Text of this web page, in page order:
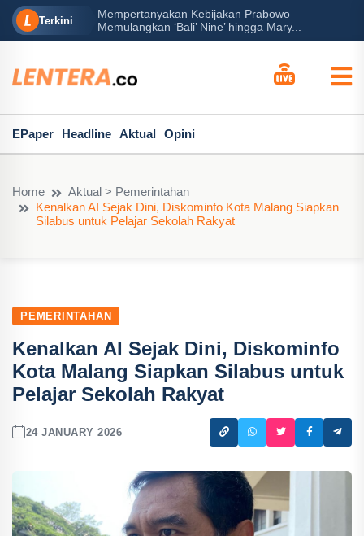
Terkini
Mempertanyakan Kebijakan Prabowo
Memulangkan ‘Bali’ Nine’ hingga Mary...
EPaper Headline Aktual Opini
Home
Aktual > Pemerintahan
Kenalkan AI Sejak Dini, Diskominfo Kota Malang Siapkan
Silabus untuk Pelajar Sekolah Rakyat
PEMERINTAHAN
Kenalkan AI Sejak Dini, Diskominfo
Kota Malang Siapkan Silabus untuk
Pelajar Sekolah Rakyat
24 JANUARY 2026